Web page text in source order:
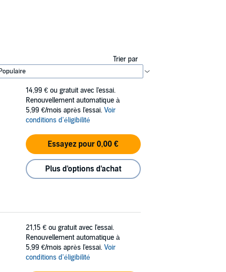
Trier par
14,99 € ou gratuit avec l'essai.
Renouvellement automatique à
5,99 €/mois après l'essai. Voir
conditions d'éligibilité
Essayez pour 0,00 €
Plus d'options d'achat
21,15 € ou gratuit avec l'essai.
Renouvellement automatique à
5,99 €/mois après l'essai. Voir
conditions d'éligibilité